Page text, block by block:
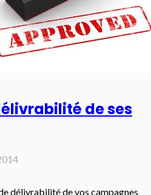
de ses
délivrabilité de vos campagnes